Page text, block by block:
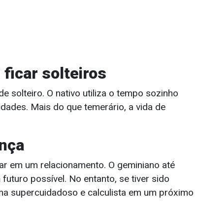
ficar solteiros
solteiro. O nativo utiliza o tempo sozinho
Mais do que temerário, a vida de
em um relacionamento. O geminiano até
possível. No entanto, se tiver sido
supercuidadoso e calculista em um próximo